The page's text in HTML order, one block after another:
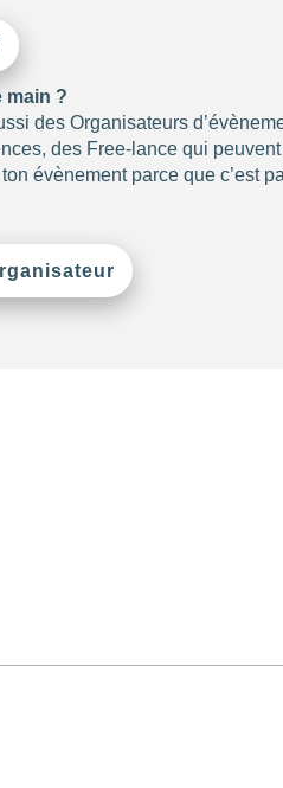
main ?
des Organisateurs
des Free-lance qui peuvent
évènement parce que c’est